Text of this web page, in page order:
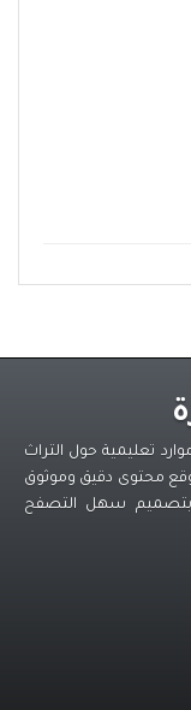
تعليمية حول التراث
محتوى دقيق وموثوق
بتصميم سهل التصفح